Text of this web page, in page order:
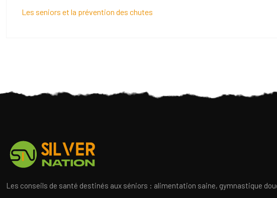
Les seniors et la prévention des chutes
Les conseils de santé destinés aux séniors : alimentation saine, gymnastique